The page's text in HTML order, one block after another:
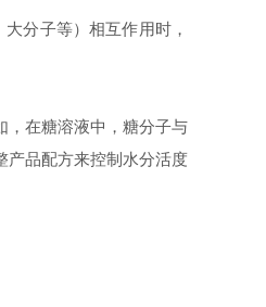
分子等）相互作用时，
，在糖溶液中，糖分子与
产品配方来控制水分活度